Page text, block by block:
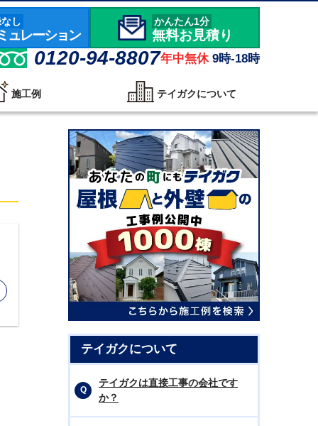
し
ュレーション
かんたん1分
無料お見積り
0120-94-8807年中無休 9時-18時
施工例 テイガクについて
テイガクについて
テイガクは直接工事の会社です
か？